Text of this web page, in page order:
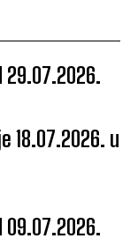
18.07.2026. u